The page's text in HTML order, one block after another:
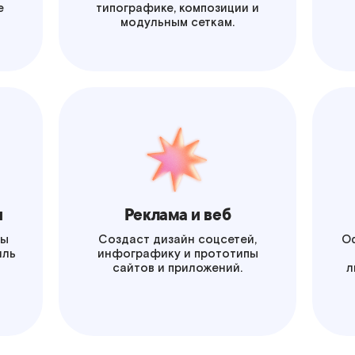
типографике, композиции и
модульным сеткам.
Реклама и веб
Создаст дизайн соцсетей,
инфографику и прототипы
сайтов и приложений.